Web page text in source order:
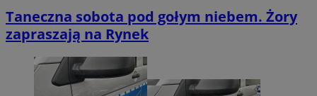
Taneczna sobota pod gołym niebem. Żory
zapraszają na Rynek